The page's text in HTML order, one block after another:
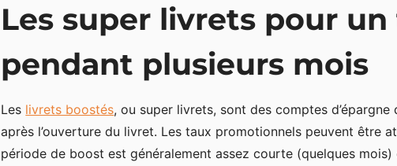
Les super livrets pour
pendant plusieurs mois
Les livrets boostés, ou super livrets, sont des comptes
après l’ouverture du livret. Les taux promotionnels peuvent être
période de boost est généralement assez courte (quelques